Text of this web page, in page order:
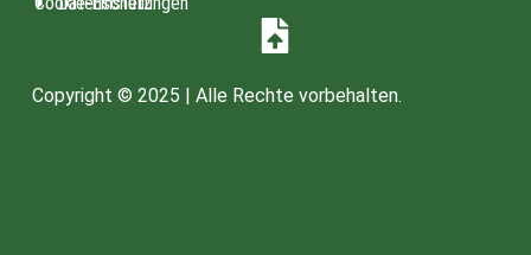
Copyright © 2025 | Alle Rechte vorbehalten.